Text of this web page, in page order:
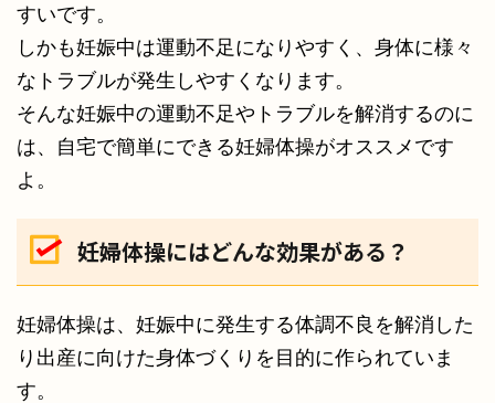
すいです。
しかも妊娠中は運動不足になりやすく、身体に様々
なトラブルが発生しやすくなります。
そんな妊娠中の運動不足やトラブルを解消するのに
は、自宅で簡単にできる妊婦体操がオススメです
よ。
妊婦体操にはどんな効果がある？
妊婦体操は、妊娠中に発生する体調不良を解消した
り出産に向けた身体づくりを目的に作られていま
す。